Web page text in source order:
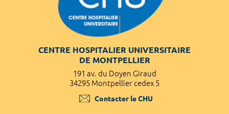
CENTRE HOSPITALIER UNIVERSITAIRE
DE MONTPELLIER
191 av. du Doyen Giraud
34295 Montpellier cedex 5
Contacter le CHU